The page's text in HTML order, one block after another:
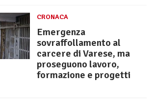
CRONACA
Emergenza
sovraffollamento al
carcere di Varese, ma
proseguono lavoro,
formazione e progetti